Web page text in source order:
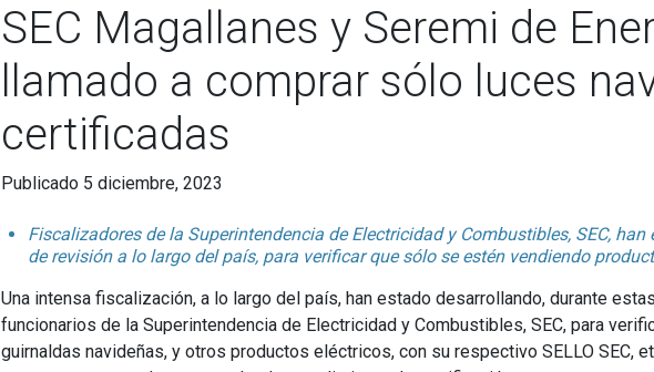
SEC Magallanes y Seremi de
llamado a comprar sólo luces
certificadas
Publicado 5 diciembre, 2023
Fiscalizadores de la Superintendencia de Electricidad y Combustibles, SEC,
de revisión a lo largo del país, para verificar que sólo se estén vendiendo
Una intensa fiscalización, a lo largo del país, han estado desarrollando, durante
funcionarios de la Superintendencia de Electricidad y Combustibles, SEC, para
guirnaldas navideñas, y otros productos eléctricos, con su respectivo SELLO SEC,